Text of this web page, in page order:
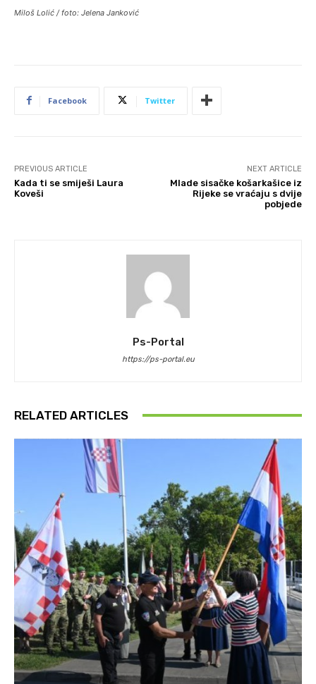
Miloš Lolić / foto: Jelena Janković
Facebook Twitter
PREVIOUS ARTICLE
Kada ti se smiješi Laura
Koveši
NEXT ARTICLE
Mlade sisačke košarkašice iz
Rijeke se vraćaju s dvije
pobjede
Ps-Portal
https://ps-portal.eu
RELATED ARTICLES